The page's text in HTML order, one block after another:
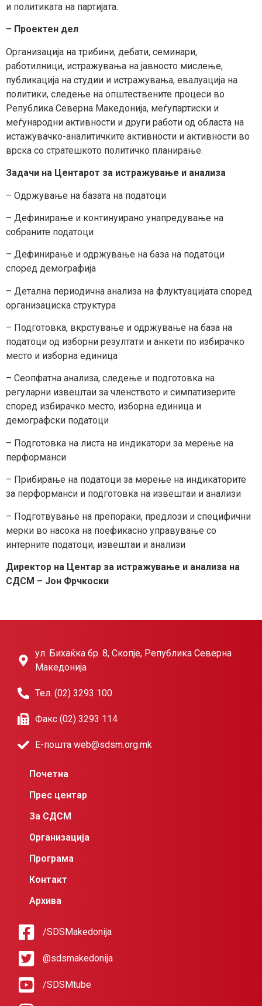
и политиката на партијата.
– Проектен дел
Организација на трибини, дебати, семинари,
работилници, истражувања на јавносто мислење,
публикација на студии и истражувања, евалуација на
политики, следење на општествените процеси во
Република Северна Македонија, меѓупартиски и
меѓународни активности и други работи од областа на
истажувачко-аналитичките активности и активности во
врска со стратешкото политичко планирање.
Задачи на Центарот за истражување и анализа
– Одржување на базата на податоци
– Дефинирање и континуирано унапредување на
собраните податоци
– Дефинирање и одржување на база на податоци
според демографија
– Детална периодична анализа на флуктуацијата според
организациска структура
– Подготовка, вкрстување и одржување на база на
податоци од изборни резултати и анкети по избирачко
место и изборна единица
– Сеопфатна анализа, следење и подготовка на
регуларни извештаи за членството и симпатизерите
според избирачко место, изборна единица и
демографски податоци
– Подготовка на листа на индикатори за мерење на
перформанси
– Прибирање на податоци за мерење на индикаторите
за перформанси и подготовка на извештаи и анализи
– Подготвување на препораки, предлози и специфични
мерки во насока на поефикасно управување со
интерните податоци, извештаи и анализи
Директор на Центар за истражување и анализа на
СДСМ – Јон Фрчкоски
ул. Бихаќка бр. 8, Скопје, Република Северна
Македонија
Тел. (02) 3293 100
Факс (02) 3293 114
Е-пошта web@sdsm.org.mk
Почетна
Прес центар
За СДСМ
Организација
Програма
Контакт
Архива
/SDSMakedonija
@sdsmakedonija
/SDSMtube